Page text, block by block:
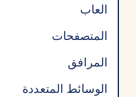
العاب
المتصفحات
المرافق
الوسائط المتعددة